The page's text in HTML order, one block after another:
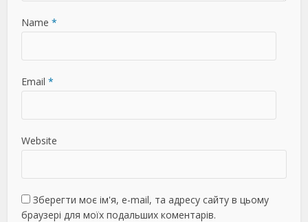
Name *
Email *
Website
Зберегти моє ім'я, e-mail, та адресу сайту в цьому
браузері для моїх подальших коментарів.